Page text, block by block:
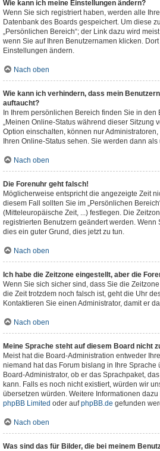
Wie kann ich meine Einstellungen ändern?
Wenn Sie sich registriert haben, werden alle
Datenbank des Boards gespeichert. Um diese
„Persönlichen Bereich“; der Link dazu wird
wenn Sie auf Ihren Benutzernamen klicken.
Einstellungen ändern.
Nach oben
Wie kann ich verhindern, dass mein
auftaucht?
In Ihrem persönlichen Bereich finden Sie in
„Meinen Online-Status während dieser Sitzung
Option einschalten, können nur
Ihren Online-Status sehen. Sie werden dann
Nach oben
Die Forenuhr geht falsch!
Möglicherweise entspricht die angezeigte Zeit
diesem Fall sollten Sie im „Persönlichen
(Mitteleuropäische Zeit, ...) festlegen. Die
registrierten Benutzern geändert werden. Wenn
dies ein guter Grund, dies jetzt zu tun.
Nach oben
Ich habe die Zeitzone eingestellt, aber die
Wenn Sie sich sicher sind, dass Sie die
die Zeit trotzdem noch falsch ist, geht die Uhr
Kontaktieren Sie einen Administrator, damit er
Nach oben
Meine Sprache steht auf diesem Board nicht
Meist hat die Board-Administration entweder
niemand hat das Forum bislang in Ihre Sprache
Board-Administrator, ob er das Sprachpaket,
kann. Falls es noch nicht existiert, würden wir
übersetzen würden. Weitere Informationen
phpBB Limited oder aufphpBB.de gefunden
Nach oben
Was sind das für Bilder, die bei meinem